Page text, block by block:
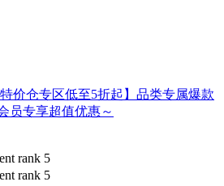
特价仓专区低至5折起】品类专属爆款
员专享超值优惠～